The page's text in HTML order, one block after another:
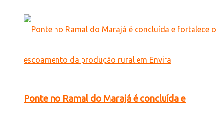
Ponte no Ramal do Marajá é concluída e